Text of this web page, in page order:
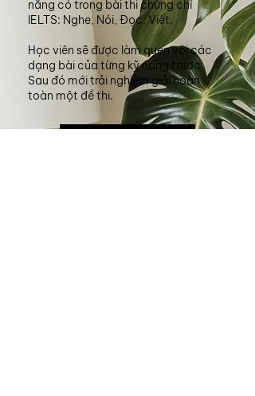
năng có trong bài thi chứng chỉ
IELTS: Nghe, Nói, Đọc, Viết.
Học viên sẽ được làm quen với các
dạng bài của từng kỹ năng trước.
Sau đó mới trải nghiệm giải hoàn
toàn một đề thi.